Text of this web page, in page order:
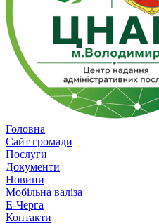
Головна
Сайт громади
Послуги
Документи
Новини
Мобільна валіза
Е-Черга
Контакти